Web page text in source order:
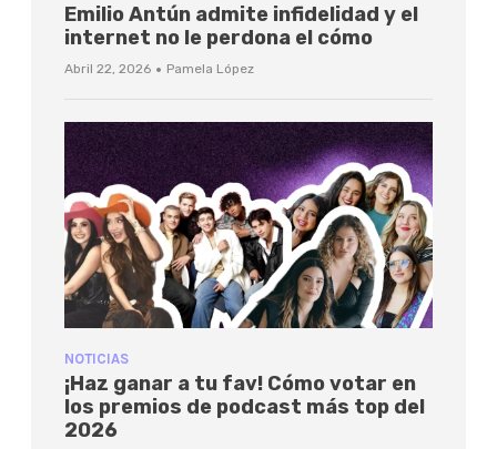
Emilio Antún admite infidelidad y el
internet no le perdona el cómo
Abril 22, 2026 · Pamela López
NOTICIAS
¡Haz ganar a tu fav! Cómo votar en
los premios de podcast más top del
2026